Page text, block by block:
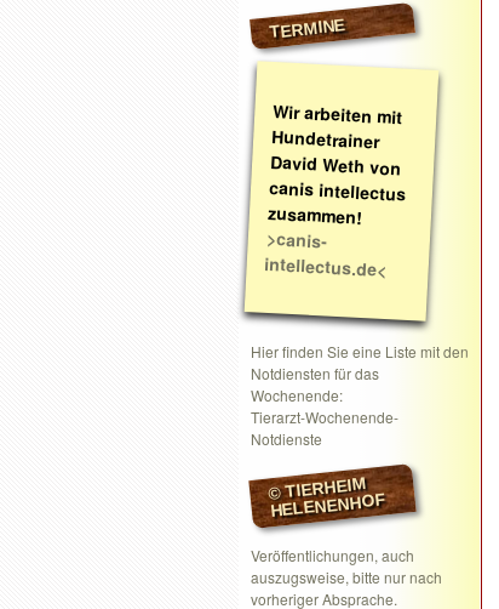
TERMINE
Wir arbeiten mit
Hundetrainer
David Weth von
canis intellectus
zusammen!
>canis-
intellectus.de<
Hier finden Sie eine Liste mit den
Notdiensten für das
Wochenende:
Tierarzt-Wochenende-
Notdienste
© TIERHEIM
HELENENHOF
Veröffentlichungen, auch
auszugsweise, bitte nur nach
vorheriger Absprache.